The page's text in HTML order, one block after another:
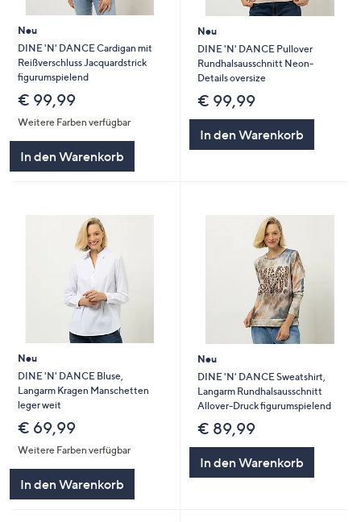
Neu
DINE 'N' DANCE Cardigan mit
Reißverschluss Jacquardstrick
figurumspielend
€ 99,99
Weitere Farben verfügbar
In den Warenkorb
Neu
DINE 'N' DANCE Pullover
Rundhalsausschnitt Neon-
Details oversize
€ 99,99
In den Warenkorb
Neu
DINE 'N' DANCE Bluse,
Langarm Kragen Manschetten
leger weit
€ 69,99
Weitere Farben verfügbar
In den Warenkorb
Neu
DINE 'N' DANCE Sweatshirt,
Langarm Rundhalsausschnitt
Allover-Druck figurumspielend
€ 89,99
In den Warenkorb